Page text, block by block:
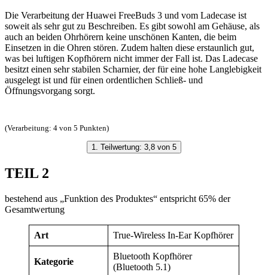
Die Verarbeitung der Huawei FreeBuds 3 und vom Ladecase ist
soweit als sehr gut zu Beschreiben. Es gibt sowohl am Gehäuse, als
auch an beiden Ohrhörern keine unschönen Kanten, die beim
Einsetzen in die Ohren stören. Zudem halten diese erstaunlich gut,
was bei luftigen Kopfhörern nicht immer der Fall ist. Das Ladecase
besitzt einen sehr stabilen Scharnier, der für eine hohe Langlebigkeit
ausgelegt ist und für einen ordentlichen Schließ- und
Öffnungsvorgang sorgt.
(Verarbeitung: 4 von 5 Punkten)
1. Teilwertung: 3,8 von 5
TEIL 2
bestehend aus „Funktion des Produktes“ entspricht 65% der
Gesamtwertung
Art True-Wireless In-Ear Kopfhörer
Kategorie
Bluetooth Kopfhörer
(Bluetooth 5.1)